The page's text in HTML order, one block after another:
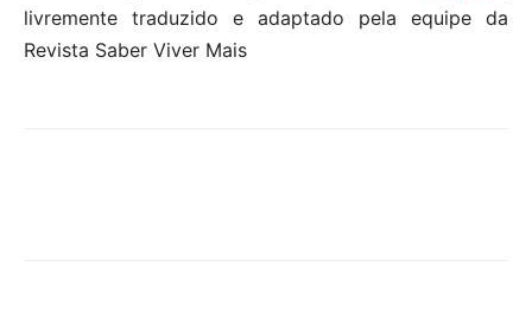
livremente traduzido e adaptado pela equipe da
Revista Saber Viver Mais